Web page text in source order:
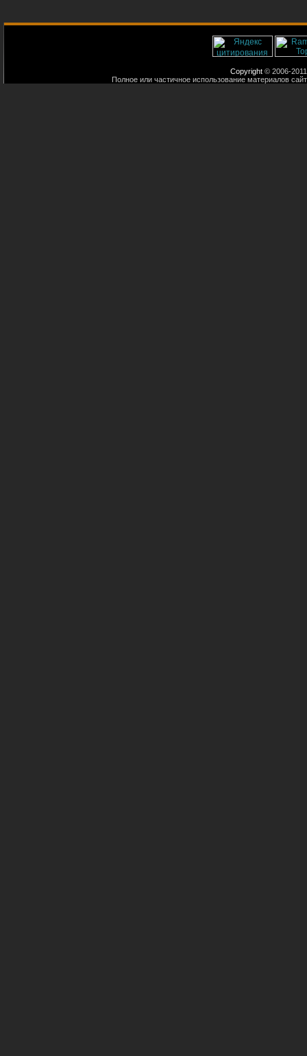
Copyright © 2006-
Полное или частичное использование материалов